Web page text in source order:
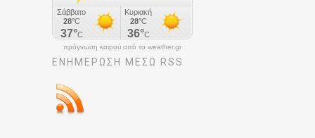
πρόγνωση καιρού από το weather.gr
ΕΝΗΜΈΡΩΣΉ ΜΕΣΩ RSS